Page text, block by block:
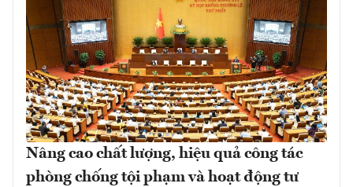
Nâng cao chất lượng, hiệu quả công tác
phòng chống tội phạm và hoạt động tư